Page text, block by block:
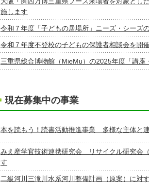
施します
令和７年度「子どもの居場所」ニーズ・シーズ
令和７年度不登校の子どもの保護者相談会を開
三重県総合博物館（MieMu）の2025年度「講
現在募集中の事業
本を読もう！読書活動推進事業 多様な主体と
みえ産学官技術連携研究会 リサイクル研究会
す
二級河川三滝川水系河川整備計画（原案）に対